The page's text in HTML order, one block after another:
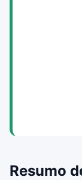
Resumo